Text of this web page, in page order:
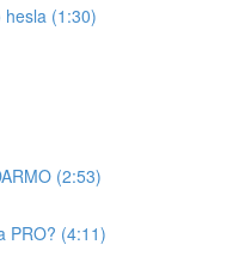
hesla (1:30)
(2:53)
PRO? (4:11)